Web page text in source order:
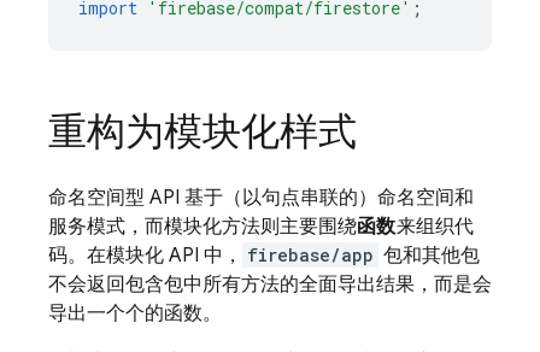
import 'firebase/compat/firestore' ;
重构为模块化样式
命名空间型 API 基于（以句点串联的）命名空间和
服务模式，而模块化方法则主要围绕函数来组织代
码。在模块化 API 中，
firebase/app 包和其他包
不会返回包含包中所有方法的全面导出结果，而是会
导出一个个的函数。